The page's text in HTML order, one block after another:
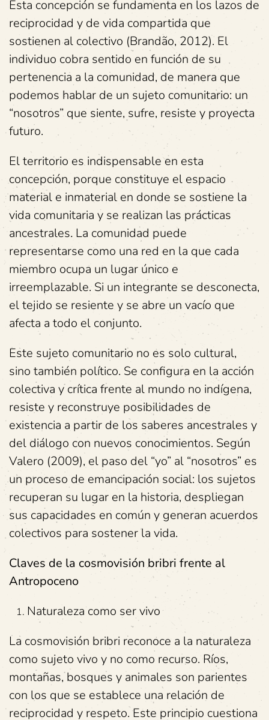
Esta concepción se fundamenta en los lazos de
reciprocidad y de vida compartida que
sostienen al colectivo (Brandão, 2012). El
individuo cobra sentido en función de su
pertenencia a la comunidad, de manera que
podemos hablar de un sujeto comunitario: un
“nosotros” que siente, sufre, resiste y proyecta
futuro.
El territorio es indispensable en esta
concepción, porque constituye el espacio
material e inmaterial en donde se sostiene la
vida comunitaria y se realizan las prácticas
ancestrales. La comunidad puede
representarse como una red en la que cada
miembro ocupa un lugar único e
irreemplazable. Si un integrante se desconecta,
el tejido se resiente y se abre un vacío que
afecta a todo el conjunto.
Este sujeto comunitario no es solo cultural,
sino también político. Se configura en la acción
colectiva y crítica frente al mundo no indígena,
resiste y reconstruye posibilidades de
existencia a partir de los saberes ancestrales y
del diálogo con nuevos conocimientos. Según
Valero (2009), el paso del “yo” al “nosotros” es
un proceso de emancipación social: los sujetos
recuperan su lugar en la historia, despliegan
sus capacidades en común y generan acuerdos
colectivos para sostener la vida.
Claves de la cosmovisión bribri frente al
Antropoceno
Naturaleza como ser vivo
La cosmovisión bribri reconoce a la naturaleza
como sujeto vivo y no como recurso. Ríos,
montañas, bosques y animales son parientes
con los que se establece una relación de
reciprocidad y respeto. Este principio cuestiona